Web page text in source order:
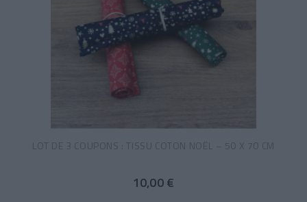
LOT DE 3 COUPONS : TISSU COTON NOËL – 50 X 70 CM
10,00 €